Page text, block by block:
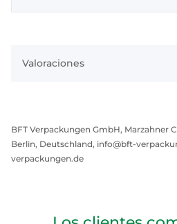
Valoraciones
BFT Verpackungen GmbH, Marzahner
Berlin, Deutschland, info@bft-
verpackungen.de